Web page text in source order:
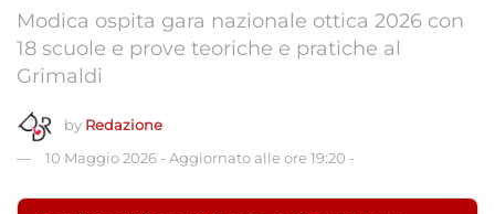
Modica ospita gara nazionale ottica 2026 con
18 scuole e prove teoriche e pratiche al
Grimaldi
by Redazione
10 Maggio 2026 - Aggiornato alle ore 19:20 -